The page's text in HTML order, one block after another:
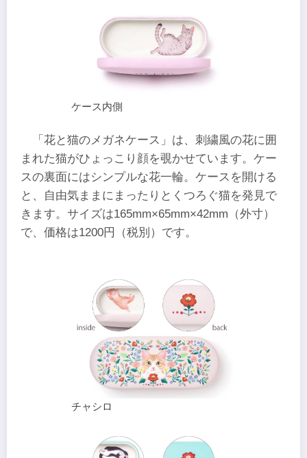
ケース内側
「花と猫のメガネケース」は、刺繍風の花に囲
まれた猫がひょっこり顔を覗かせています。ケー
スの裏面にはシンプルな花一輪。ケースを開ける
と、自由気ままにまったりとくつろぐ猫を発見で
きます。サイズは165mm×65mm×42mm（外寸）
で、価格は1200円（税別）です。
チャシロ